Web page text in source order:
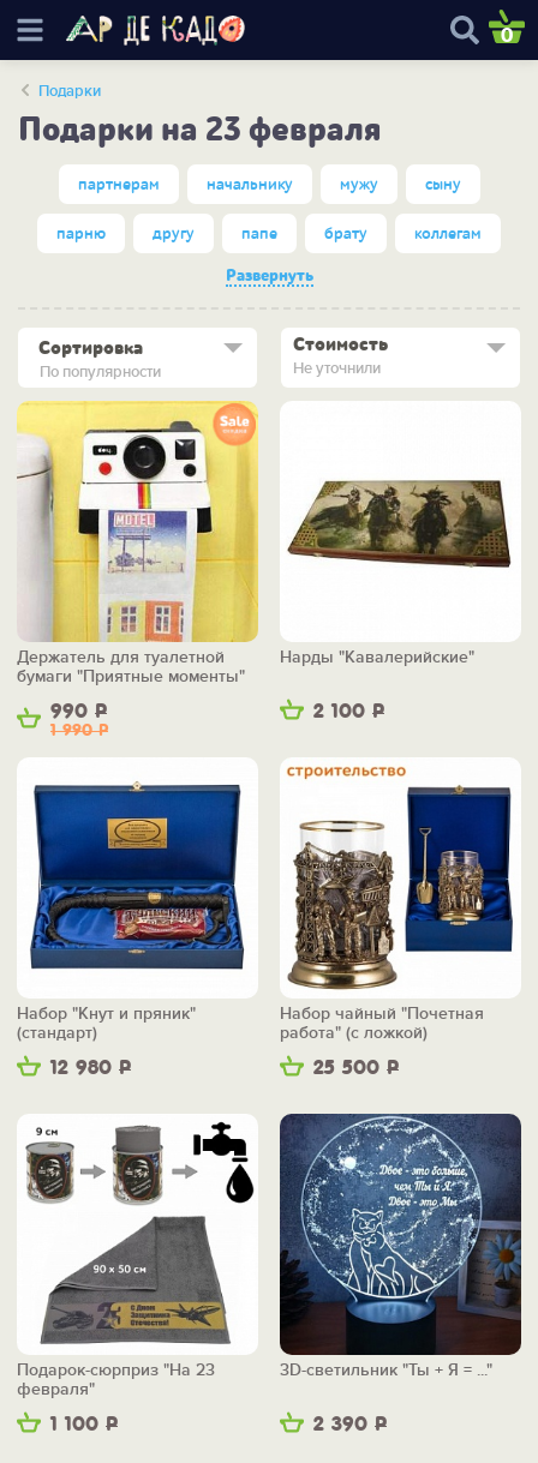
0
Подарки
Подарки на 23 февраля
партнерам начальнику мужу сыну
парню другу папе брату коллегам
Развернуть
По популярности
Сортировка Стоимость
Не уточнили
990 Р
1 990Р
Держатель для туалетной
бумаги "Приятные моменты"
2 100 Р
Нарды "Кавалерийские"
12 980 Р
Набор "Кнут и пряник"
(стандарт)
25 500 Р
Набор чайный "Почетная
работа" (с ложкой)
1 100 Р
Подарок-сюрприз "На 23
февраля"
2 390 Р
3D-светильник "Ты + Я = ..."